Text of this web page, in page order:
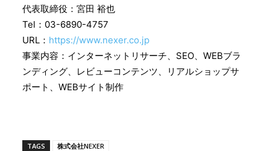
代表取締役：宮田 裕也
Tel：03-6890-4757
URL： https://www.nexer.co.jp
事業内容：インターネットリサーチ、SEO、WEBブラ
ンディング、レビューコンテンツ、リアルショップサ
ポート、WEBサイト制作
TAGS 株式会社NEXER